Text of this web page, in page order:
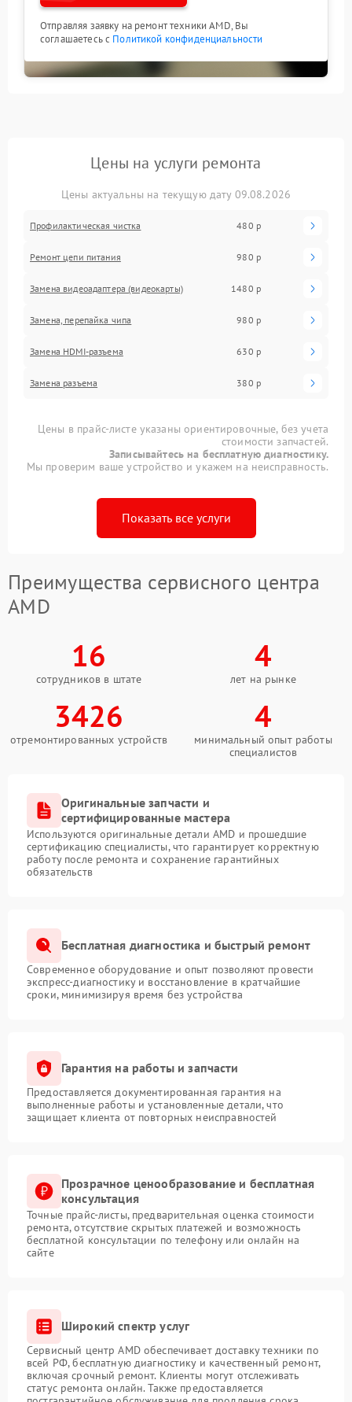
Отправляя заявку на ремонт техники AMD, Вы
соглашаетесь с Политикой конфиденциальности
Цены на услуги ремонта
Цены актуальны на текущую дату 09.08.2026
Профилактическая чистка 480 р
Ремонт цепи питания 980 р
Замена видеоадаптера (видеокарты) 1480 р
Замена, перепайка чипа 980 р
Замена HDMI-разъема 630 р
Замена разъема 380 р
Цены в прайс-листе указаны ориентировочные, без учета
стоимости запчастей.
Записывайтесь на бесплатную диагностику.
Мы проверим ваше устройство и укажем на неисправность.
Показать все услуги
Преимущества сервисного центра
AMD
16
сотрудников в штате
4
лет на рынке
3426
отремонтированных устройств
4
минимальный опыт работы
специалистов
Оригинальные запчасти и
сертифицированные мастера
Используются оригинальные детали AMD и прошедшие
сертификацию специалисты, что гарантирует корректную
работу после ремонта и сохранение гарантийных
обязательств
Бесплатная диагностика и быстрый ремонт
Современное оборудование и опыт позволяют провести
экспресс-диагностику и восстановление в кратчайшие
сроки, минимизируя время без устройства
Гарантия на работы и запчасти
Предоставляется документированная гарантия на
выполненные работы и установленные детали, что
защищает клиента от повторных неисправностей
Прозрачное ценообразование и бесплатная
консультация
Точные прайс-листы, предварительная оценка стоимости
ремонта, отсутствие скрытых платежей и возможность
бесплатной консультации по телефону или онлайн на
сайте
Широкий спектр услуг
Сервисный центр AMD обеспечивает доставку техники по
всей РФ, бесплатную диагностику и качественный ремонт,
включая срочный ремонт. Клиенты могут отслеживать
статус ремонта онлайн. Также предоставляется